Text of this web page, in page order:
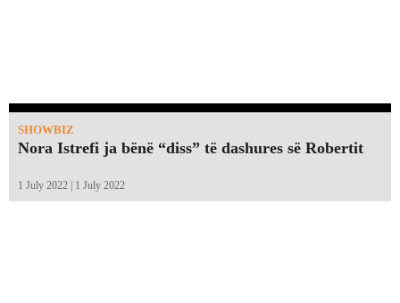
SHOWBIZ
Nora Istrefi ja bënë “diss” të dashures së Robertit
1 July 2022 | 1 July 2022